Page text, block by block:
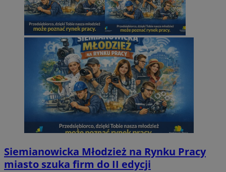
Siemianowicka Młodzież na Rynku Pracy
miasto szuka firm do II edycji